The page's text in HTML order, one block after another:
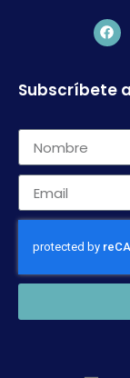
Subscríbete